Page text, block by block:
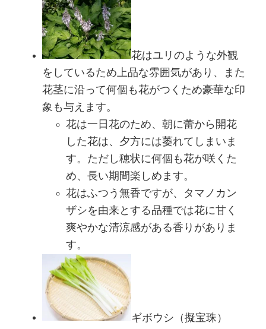
花はユリのような外観
をしているため上品な雰囲気があり、また
花茎に沿って何個も花がつくため豪華な印
象も与えます。
花は一日花のため、朝に蕾から開花
した花は、夕方には萎れてしまいま
す。ただし穂状に何個も花が咲くた
め、長い期間楽しめます。
花はふつう無香ですが、タマノカン
ザシを由来とする品種では花に甘く
爽やかな清涼感がある香りがありま
す。
ギボウシ（擬宝珠）